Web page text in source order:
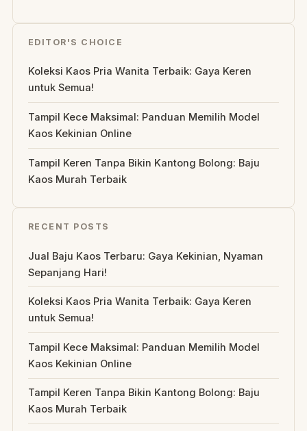
EDITOR'S CHOICE
Koleksi Kaos Pria Wanita Terbaik: Gaya Keren
untuk Semua!
Tampil Kece Maksimal: Panduan Memilih Model
Kaos Kekinian Online
Tampil Keren Tanpa Bikin Kantong Bolong: Baju
Kaos Murah Terbaik
RECENT POSTS
Jual Baju Kaos Terbaru: Gaya Kekinian, Nyaman
Sepanjang Hari!
Koleksi Kaos Pria Wanita Terbaik: Gaya Keren
untuk Semua!
Tampil Kece Maksimal: Panduan Memilih Model
Kaos Kekinian Online
Tampil Keren Tanpa Bikin Kantong Bolong: Baju
Kaos Murah Terbaik